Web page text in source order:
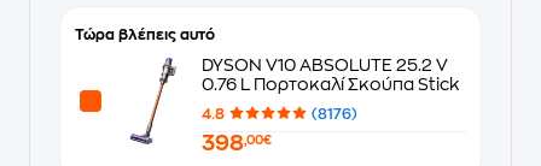
Τώρα βλέπεις αυτό
DYSON V10 ABSOLUTE 25.2 V
0.76 L Πορτοκαλί Σκούπα Stick
4.8 (8176)
398,00€